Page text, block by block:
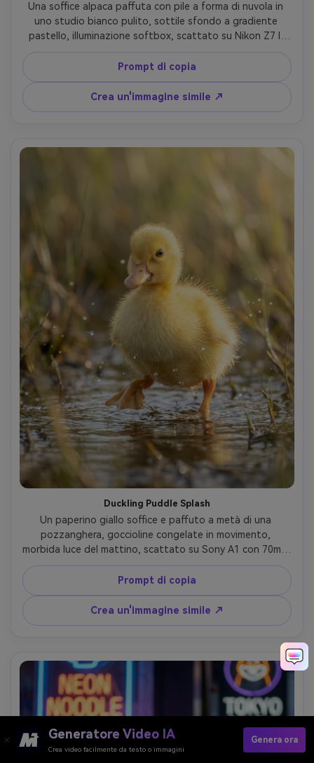
Una soffice alpaca paffuta con pile a forma di nuvola in
uno studio bianco pulito, sottile sfondo a gradiente
pastello, illuminazione softbox, scattato su Nikon Z7 II
con 85mm f/1.8, ritratto testa e spalle, dettagli in fibra
fotorealistica, riflettori lucidi, estetica minimalista
moderna- -ar 4:5
Prompt di copia
Crea un'immagine simile ↗
Duckling Puddle Splash
Un paperino giallo soffice e paffuto a metà di una
pozzanghera, goccioline congelate in movimento,
morbida luce del mattino, scattato su Sony A1 con 70mm
f/2.8, primo piano a basso angolo, aspetto ad alta
velocità dell'otturatore, piume fotorealistiche, energia
gioiosa e giocosa- -ar 4:5
Prompt di copia
Crea un'immagine simile ↗
Generatore Video IA
Crea video facilmente da testo o immagini
Genera ora